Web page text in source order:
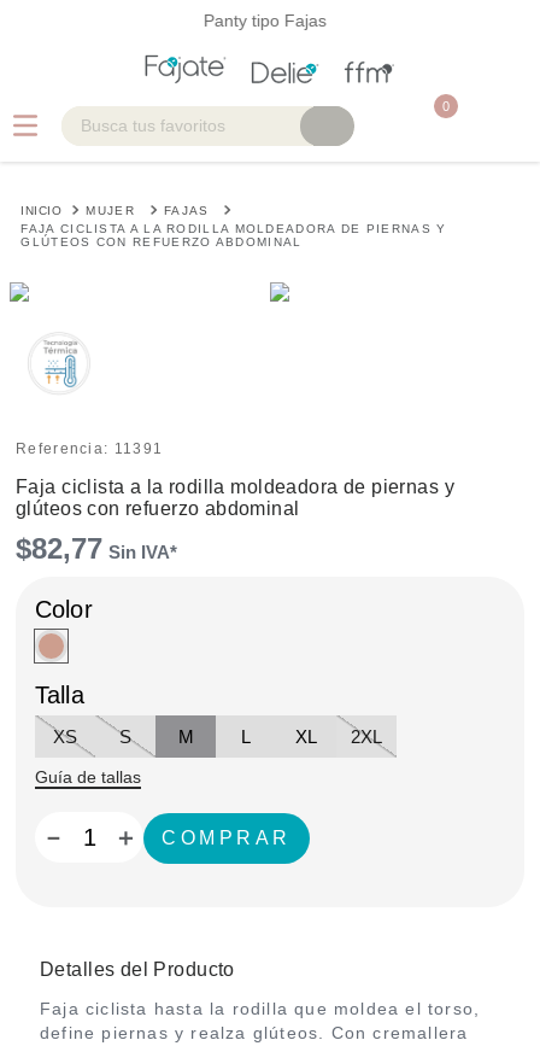
Panty tipo Fajas
Busca tus favoritos 0
MUJER
FAJAS
FAJA CICLISTA A LA RODILLA MOLDEADORA DE PIERNAS Y
GLÚTEOS CON REFUERZO ABDOMINAL
Referencia: 11391
Faja ciclista a la rodilla moldeadora de piernas y
glúteos con refuerzo abdominal
$82,77
Talla
XS S M L XL 2XL
Guía de tallas
＋
－
Detalles del Producto
Faja ciclista hasta la rodilla que moldea el torso,
define piernas y realza glúteos. Con cremallera
1. fajas